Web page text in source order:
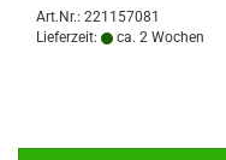
Art.Nr.: 221157081
Lieferzeit:
ca. 2 Wochen